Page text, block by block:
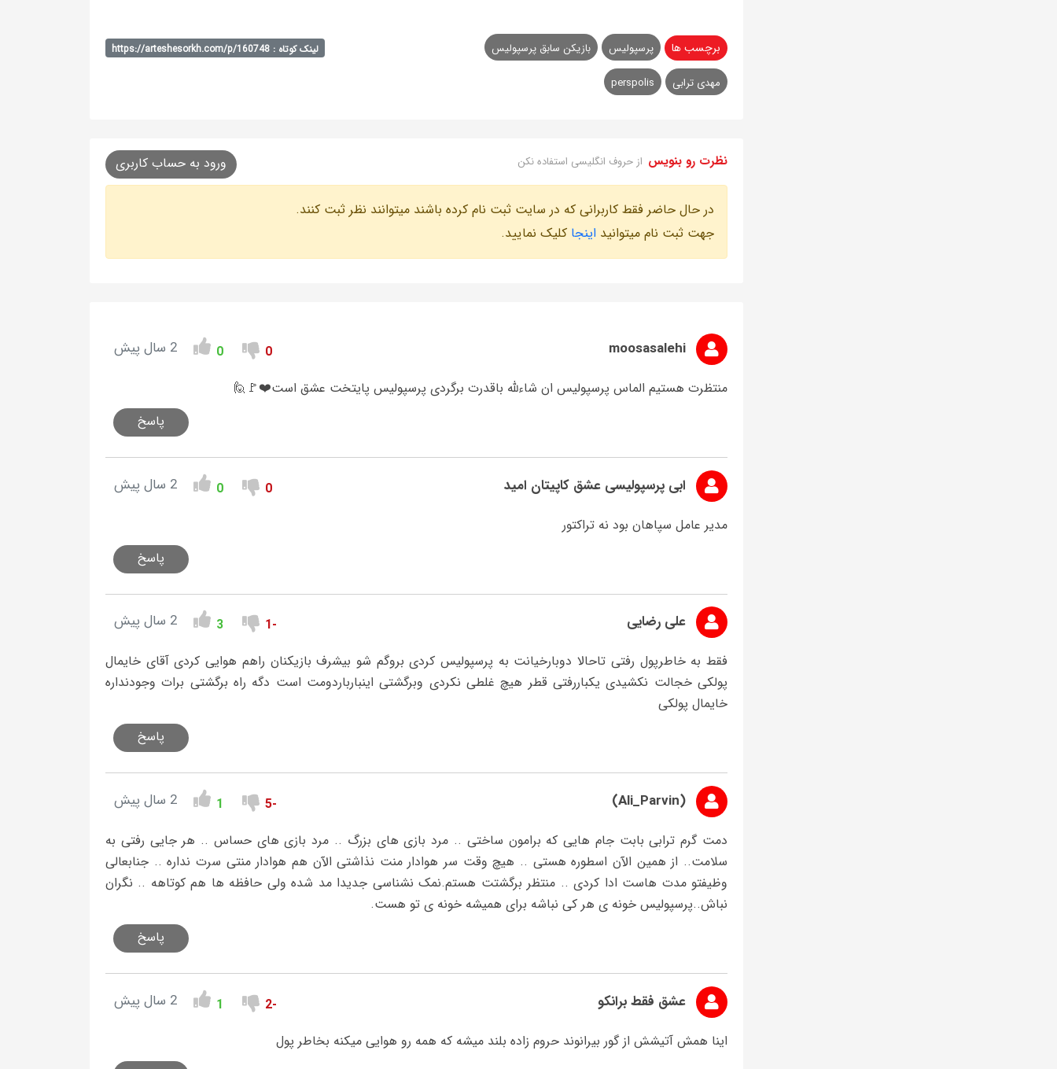
برچسب ها پرسپولیس بازیکن سابق پرسپولیس
مهدی ترابی perspolis
لینک کوتاه : https://arteshesorkh.com/p/160748
نظرت رو بنویس از حروف انگلیسی استفاده نکن ورود به حساب کاربری
در حال حاضر فقط کاربرانی که در سایت ثبت نام کرده باشند میتوانند نظر ثبت کنند.
جهت ثبت نام میتوانید اینجا کلیک نمایید.
moosasalehi
0
0 2 سال پیش
منتظرت هستیم الماس پرسپولیس ان شاءلله باقدرت برگردی پرسپولیس پایتخت عشق است❤️🚩🙋
پاسخ
ابی پرسپولیسی عشق کاپیتان امید 0
0 2 سال پیش
مدیر عامل سپاهان بود نه تراکتور
پاسخ
علی رضایی -1
3 2 سال پیش
فقط به خاطرپول رفتی تاحالا دوبارخیانت به پرسپولیس کردی بروگم شو بیشرف بازیکنان راهم هوایی کردی آقای خایمال
پولکی خجالت نکشیدی یکباررفتی قطر هیچ غلطی نکردی وبرگشتی اینبارباردومت است دگه راه برگشتی برات وجودنداره
خایمال پولکی
پاسخ
(Ali_Parvin)
-5
1 2 سال پیش
دمت گرم ترابی بابت جام هایی که برامون ساختی .. مرد بازی های بزرگ .. مرد بازی های حساس .. هر جایی رفتی به
سلامت.. از همین الآن اسطوره هستی .. هیچ وقت سر هوادار منت نذاشتی الآن هم هوادار منتی سرت نداره .. جنابعالی
وظیفتو مدت هاست ادا کردی .. منتظر برگشتت هستم.نمک نشناسی جدیدا مد شده ولی حافظه ها هم کوتاهه .. نگران
نباش..پرسپولیس خونه ی هر کی نباشه برای همیشه خونه ی تو هست.
پاسخ
عشق فقط برانکو -2
1 2 سال پیش
اینا همش آتیشش از گور بیرانوند حروم زاده بلند میشه که همه رو هوایی میکنه بخاطر پول